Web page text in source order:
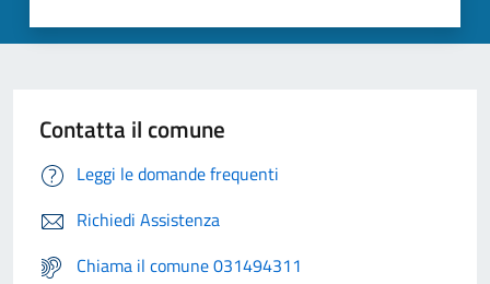
Contatta il comune
Leggi le domande frequenti
Richiedi Assistenza
Chiama il comune 031494311